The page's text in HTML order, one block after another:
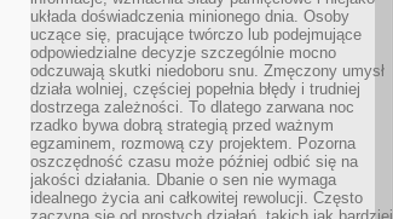
układa doświadczenia minionego dnia. Osoby
uczące się, pracujące twórczo lub podejmujące
odpowiedzialne decyzje szczególnie mocno
odczuwają skutki niedoboru snu. Zmęczony umysł
działa wolniej, częściej popełnia błędy i trudniej
dostrzega zależności. To dlatego zarwana noc
rzadko bywa dobrą strategią przed ważnym
egzaminem, rozmową czy projektem. Pozorna
oszczędność czasu może później odbić się na
jakości działania. Dbanie o sen nie wymaga
idealnego życia ani całkowitej rewolucji. Często